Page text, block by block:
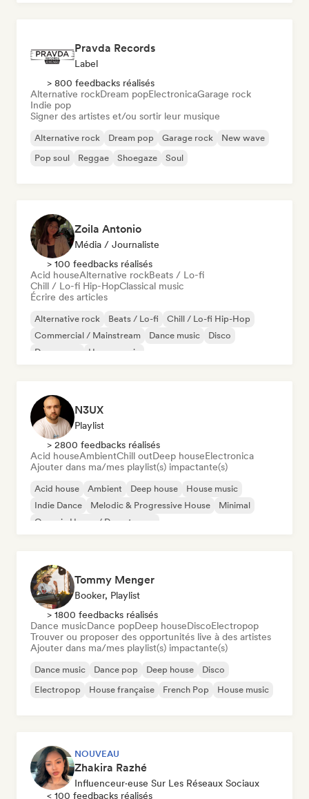
Pravda Records
Label
> 800 feedbacks réalisés
Alternative rockDream popElectronicaGarage rock
Indie pop
Signer des artistes et/ou sortir leur musique
Alternative rock Dream pop Garage rock
New wave
Pop soul
Reggae Shoegaze Soul
Zoila Antonio
Média / Journaliste
> 100 feedbacks réalisés
Acid houseAlternative rockBeats / Lo-fi
Chill / Lo-fi Hip-HopClassical music
Écrire des articles
Alternative rock Beats / Lo-fi
Chill / Lo-fi Hip-Hop
Commercial / Mainstream
Dance music
Disco
Dream pop
House music
N3UX
Playlist
> 2800 feedbacks réalisés
Acid houseAmbientChill outDeep houseElectronica
Ajouter dans ma/mes playlist(s) impactante(s)
Acid house Ambient Deep house
House music
Indie Dance
Melodic & Progressive House
Minimal
Organic House / Downtempo
Tommy Menger
Booker, Playlist
> 1800 feedbacks réalisés
Dance musicDance popDeep houseDiscoElectropop
Trouver ou proposer des opportunités live à des artistes
Ajouter dans ma/mes playlist(s) impactante(s)
Dance music Dance pop Deep house
Disco
Electropop
House française French Pop House music
NOUVEAU
Zhakira Razhé
Influenceur·euse Sur Les Réseaux Sociaux
< 100 feedbacks réalisés